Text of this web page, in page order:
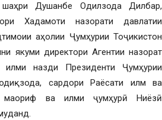
Душанбе Одилзода Дилбар,
Хадамоти назорати давлатии
аҳолии Ҷумҳурии Тоҷикистон
якуми директори Агентии назорат
назди Президенти Ҷумҳурии
сардори Раёсати илм ва
маориф ва илми ҷумҳурӣ Ниёзӣ